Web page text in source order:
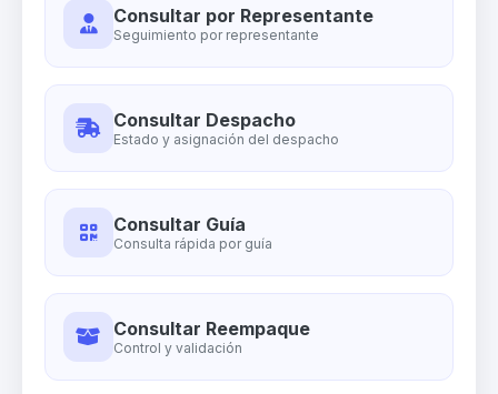
Consultar por Representante
Seguimiento por representante
Consultar Despacho
Estado y asignación del despacho
Consultar Guía
Consulta rápida por guía
Consultar Reempaque
Control y validación